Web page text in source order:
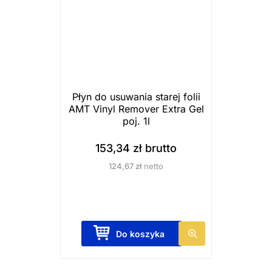
Płyn do usuwania starej folii
AMT Vinyl Remover Extra Gel
poj. 1l
153,34 zł brutto
124,67 złnetto
Do koszyka